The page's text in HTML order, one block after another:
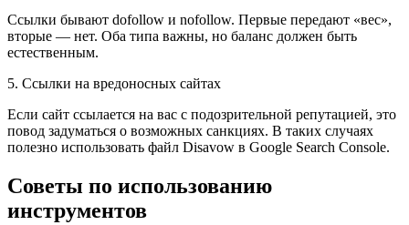
Ссылки бывают dofollow и nofollow. Первые передают «вес»,
вторые — нет. Оба типа важны, но баланс должен быть
естественным.
5. Ссылки на вредоносных сайтах
Если сайт ссылается на вас с подозрительной репутацией, это
повод задуматься о возможных санкциях. В таких случаях
полезно использовать файл Disavow в Google Search Console.
Советы по использованию
инструментов